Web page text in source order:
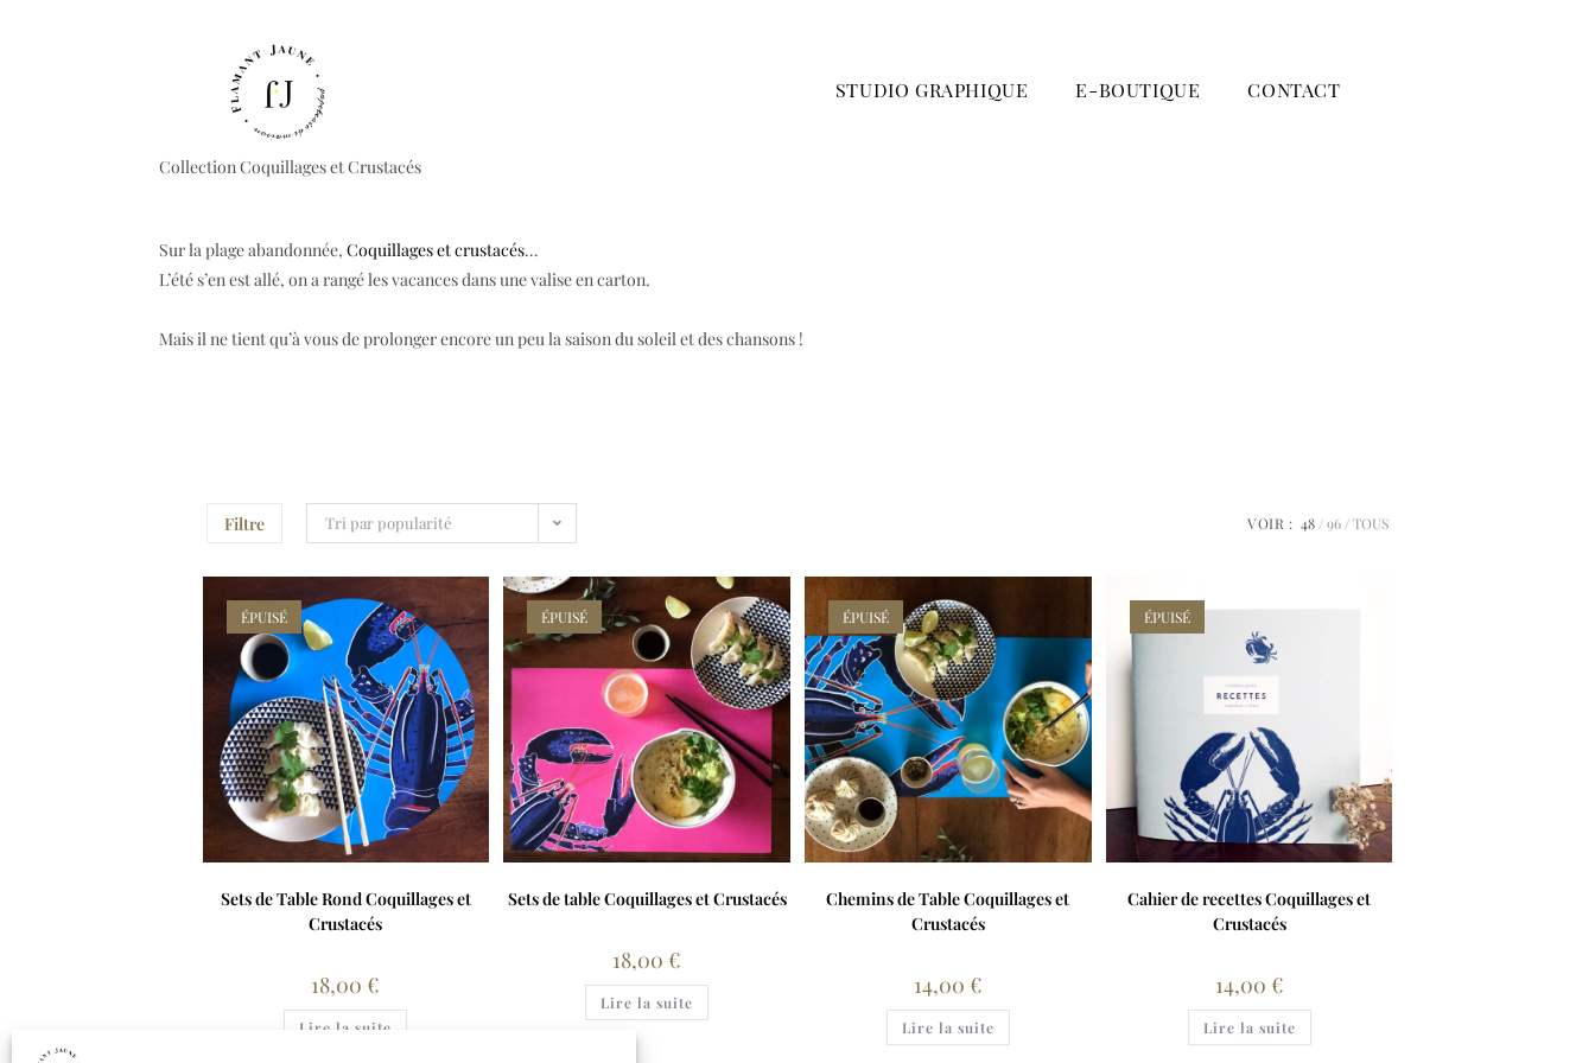
STUDIO GRAPHIQUE E-BOUTIQUE CONTACT
Collection Coquillages et Crustacés
Sur la plage abandonnée,Coquillages et crustacés…
L’été s’en est allé, on a rangé les vacances dans une valise en carton.
Mais il ne tient qu’à vous de prolonger encore un peu la saison du soleil et des chansons !
Filtre Tri par popularité VOIR : 48 96 TOUS
ÉPUISÉ
Sets de Table Rond Coquillages et
Crustacés
18,00€
Lire la suite
ÉPUISÉ
Sets de table Coquillages et Crustacés
18,00€
Lire la suite
ÉPUISÉ
Chemins de Table Coquillages et
Crustacés
14,00 €
Lire la suite
ÉPUISÉ
Cahier de recettes Coquillages et
Crustacés
14,00 €
Lire la suite